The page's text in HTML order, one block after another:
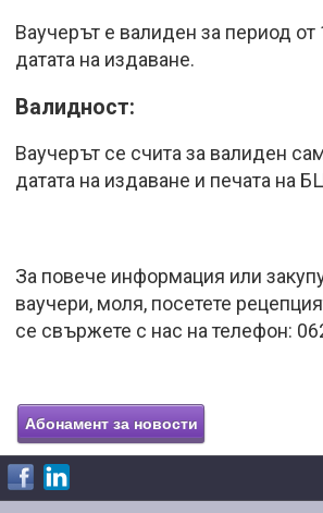
Ваучерът е валиден за период от
датата на издаване.
Валидност:
Ваучерът се счита за валиден
датата на издаване и печата на
За повече информация или
ваучери, моля, посетете
се свържете с нас на телефон: